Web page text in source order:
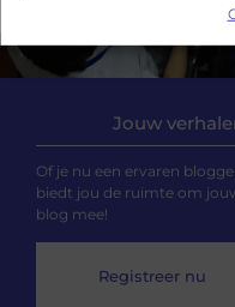
Jouw
Of je nu een ervaren
biedt jou de ruimte om
blog mee!
Registreer nu